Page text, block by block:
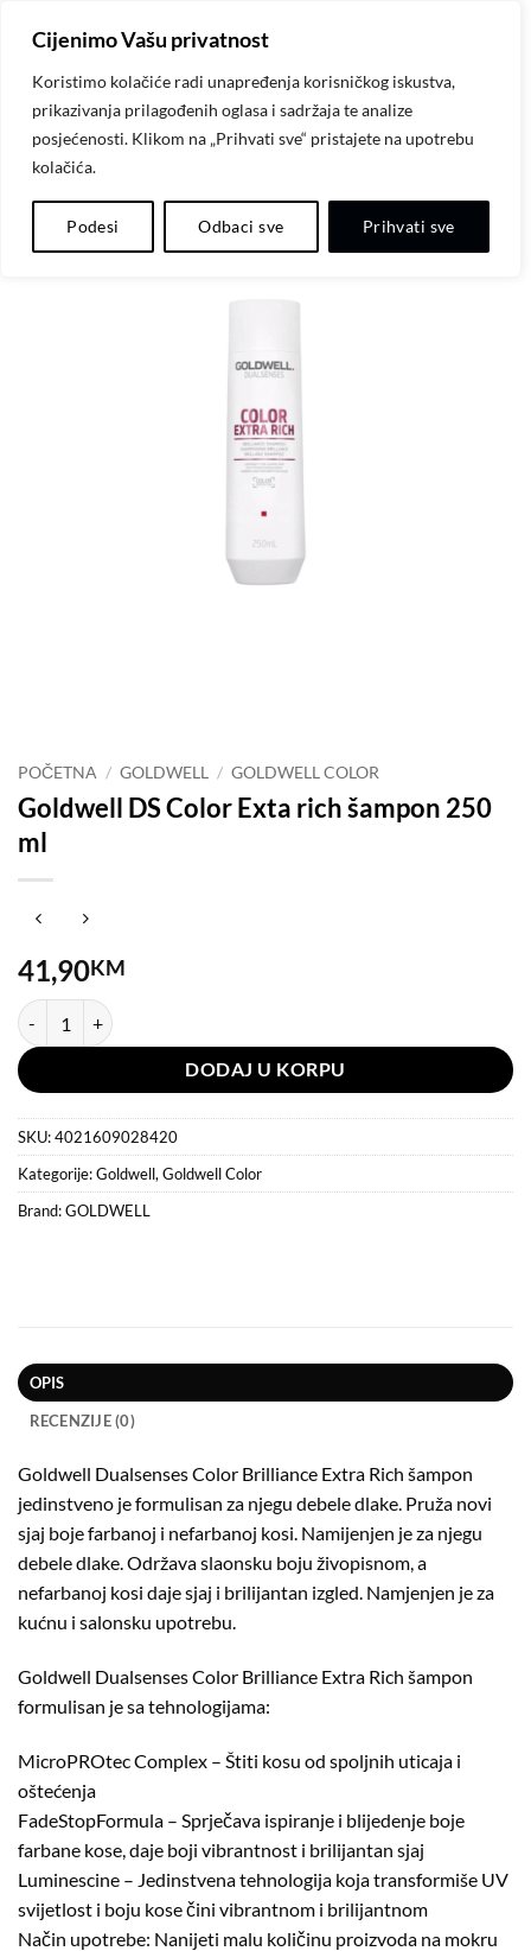
Cijenimo Vašu privatnost
Koristimo kolačiće radi unapređenja korisničkog iskustva,
prikazivanja prilagođenih oglasa i sadržaja te analize
posjećenosti. Klikom na „Prihvati sve“ pristajete na upotrebu
kolačića.
Podesi Odbaci sve Prihvati sve
content
Dodaj
listu
POČETNA / GOLDWELL / GOLDWELL COLOR
Goldwell DS Color Exta rich šampon 250
ml
41,90KM
Goldwell DS Color Exta rich šampon 250 ml količina
DODAJ U KORPU
SKU:4021609028420
Kategorije:Goldwell,Goldwell Color
Brand:GOLDWELL
OPIS
RECENZIJE (0)
Goldwell Dualsenses Color Brilliance Extra Rich šampon
jedinstveno je formulisan za njegu debele dlake. Pruža novi
sjaj boje farbanoj i nefarbanoj kosi. Namijenjen je za njegu
debele dlake. Održava slaonsku boju živopisnom, a
nefarbanoj kosi daje sjaj i brilijantan izgled. Namjenjen je za
kućnu i salonsku upotrebu.
Goldwell Dualsenses Color Brilliance Extra Rich šampon
formulisan je sa tehnologijama:
MicroPROtec Complex – Štiti kosu od spoljnih uticaja i
oštećenja
FadeStopFormula – Sprječava ispiranje i blijedenje boje
farbane kose, daje boji vibrantnost i brilijantan sjaj
Luminescine – Jedinstvena tehnologija koja transformiše UV
svijetlost i boju kose čini vibrantnom i brilijantnom
Način upotrebe: Nanijeti malu količinu proizvoda na mokru